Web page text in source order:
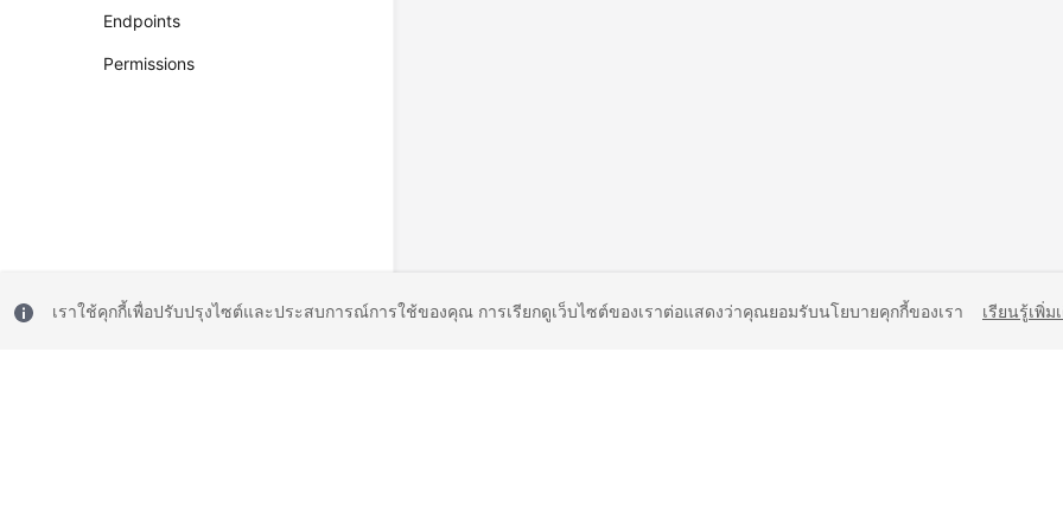
Endpoints
Permissions
เราใช้คุกกี้เพื่อปรับปรุงไซต์และประสบการณ์การใช้ของคุณ การเรียกดูเว็บไซต์ของเราต่อแสดงว่าคุณยอมรับนโยบายคุกกี้ของเรา เรียนรู้เพิ่ม